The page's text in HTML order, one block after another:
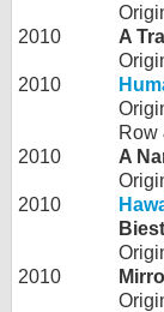
2010
A
2010
Row
2010
A
2010
2010